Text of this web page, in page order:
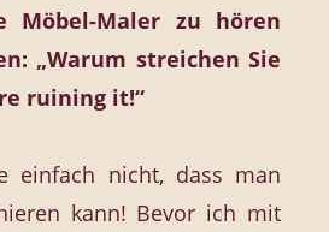
Möbel-Maler zu hören
„Warum streichen Sie
ruining it!“
einfach nicht, dass man
kann! Bevor ich mit